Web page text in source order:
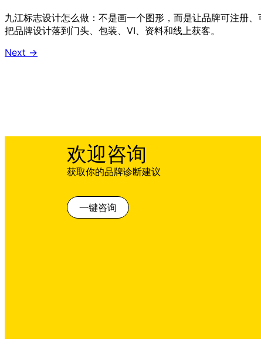
九江标志设计怎么做：不是画一个图形，而是让品牌可注册
把品牌设计落到门头、包装、VI、资料和线上获客。
Next →
欢迎咨询
获取你的品牌诊断建议
一键咨询